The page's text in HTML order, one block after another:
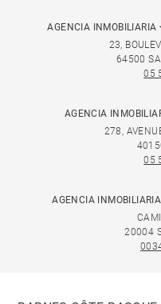
AGENCIA INMOBILIARIA
23,
64500
05
AGENCIA
278,
05
AGENCIA
20004